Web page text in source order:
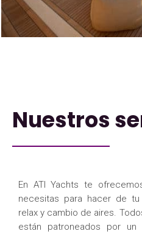
Nuestros
En ATI Yachts te
necesitas para hacer de
relax y cambio de aires.
están patroneados por